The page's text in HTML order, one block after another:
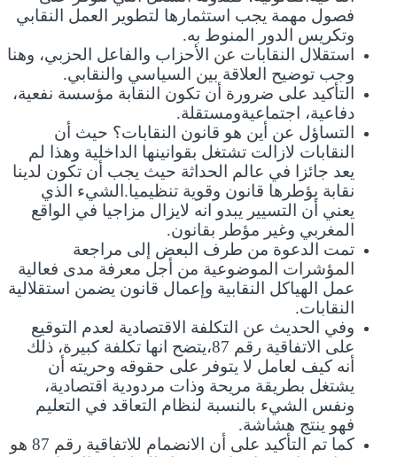
فصول مهمة يجب استثمارها لتطوير العمل النقابي
وتكريس الدور المنوط به.
استقلال النقابات عن الأحزاب والفاعل الحزبي، وهنا
وجب توضيح العلاقة بين السياسي والنقابي.
التأكيد على ضرورة أن تكون النقابة مؤسسة نفعية،
دفاعية، اجتماعيةومستقلة.
التساؤل عن أين هو قانون النقابات؟ حيث أن
النقابات لازالت تشتغل بقوانينها الداخلية وهذا لم
يعد جائزا في عالم الحداثة حيث يجب أن تكون لدينا
نقابة يؤطرها قانون وقوية تنظيميا.الشيء الذي
يعني أن التسيير يبدو انه لايزال مزاجيا في الواقع
المغربي وغير مؤطر بقانون.
تمت الدعوة من طرف البعض إلى مراجعة
المؤشرات الموضوعية من أجل معرفة مدى فعالية
عمل الهياكل النقابية وإعمال قانون يضمن استقلالية
النقابات.
وفي الحديث عن التكلفة الاقتصادية لعدم التوقيع
على الاتفاقية رقم 87،يتضح انها تكلفة كبيرة، ذلك
أنه كيف لعامل لا يتوفر على حقوقه وحريته أن
يشتغل بطريقة مريحة وذات مردودية اقتصادية،
ونفس الشيء بالنسبة لنظام التعاقد في التعليم
فهو ينتج هشاشة.
كما تم التأكيد على أن الانضمام للاتفاقية رقم 87 هو